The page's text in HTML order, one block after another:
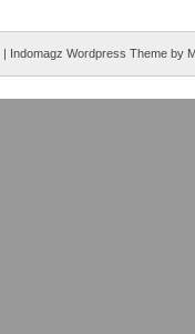
Indomagz Wordpress Theme by
|